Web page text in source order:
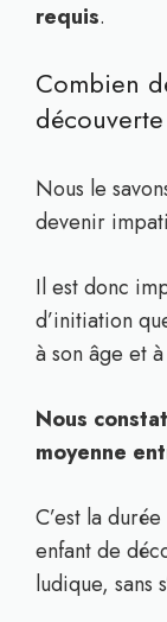
requis.
Combien
Nous le
devenir
Il est donc
d’initiation
à son âge et
Nous
moyenne
C’est la
enfant de
ludique, sans